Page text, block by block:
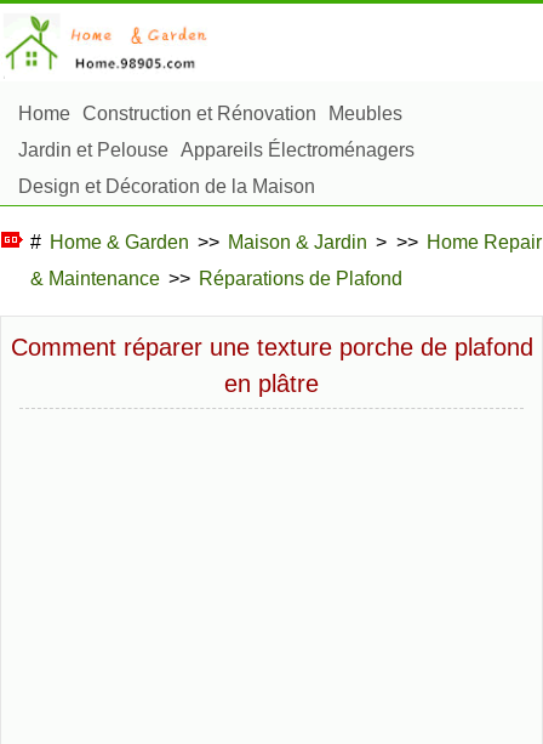
Home Construction et Rénovation
Meubles
Jardin et Pelouse Appareils Électroménagers
Design et Décoration de la Maison
Aménagement et Construction Extérieure
# Home & Garden >> Maison & Jardin > >> Home Repair
& Maintenance >> Réparations de Plafond
Comment réparer une texture porche de plafond
en plâtre